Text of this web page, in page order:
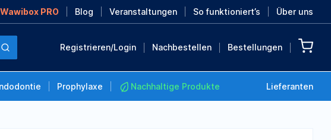
Wawibox PRO Blog Veranstaltungen So funktioniert’s Über uns
Registrieren/Login Nachbestellen Bestellungen
Prophylaxe Nachhaltige Produkte Lieferanten